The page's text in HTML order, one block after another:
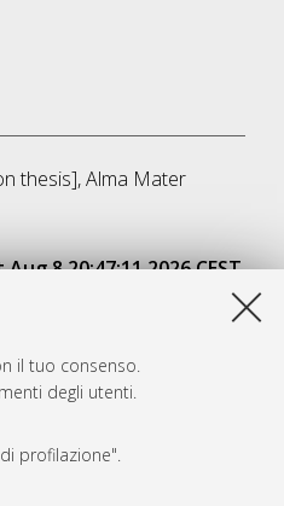
il tuo consenso.
degli utenti.
profilazione".
thesis], Alma Mater
Aug 8 20:47:11 2026 CEST.